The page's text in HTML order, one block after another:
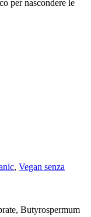
per nascondere le
, Vegan senza
Butyrospermum